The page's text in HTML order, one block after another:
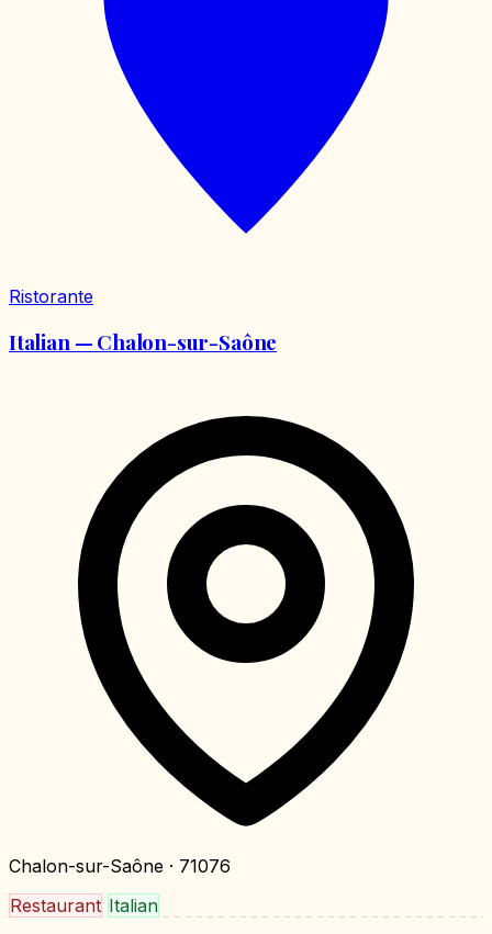
Ristorante
Italian — Chalon-sur-Saône
Chalon-sur-Saône · 71076
Restaurant Italian